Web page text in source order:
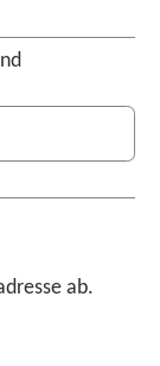
ab.